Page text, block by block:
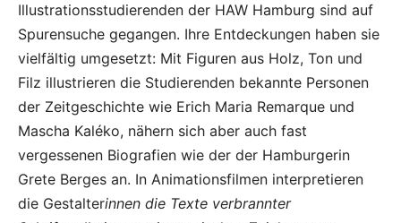
Illustrationsstudierenden der HAW Hamburg sind auf
Spurensuche gegangen. Ihre Entdeckungen haben sie
vielfältig umgesetzt: Mit Figuren aus Holz, Ton und
Filz illustrieren die Studierenden bekannte Personen
der Zeitgeschichte wie Erich Maria Remarque und
Mascha Kaléko, nähern sich aber auch fast
vergessenen Biografien wie der der Hamburgerin
Grete Berges an. In Animationsfilmen interpretieren
die Gestalterinnen die Texte verbrannter